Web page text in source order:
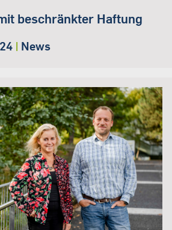
beschränkter Haftung
| News